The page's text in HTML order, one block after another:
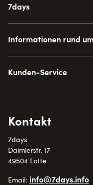
7days
Informationen rund
Kunden-Service
Kontakt
7days
Daimlerstr. 17
49504 Lotte
Email: info@7days.info